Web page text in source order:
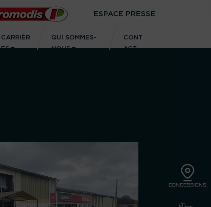
CONCESSIONS
ESPACE PRESSE
CARRIÈR
ES
QUI SOMMES-
NOUS
CONT
ACT